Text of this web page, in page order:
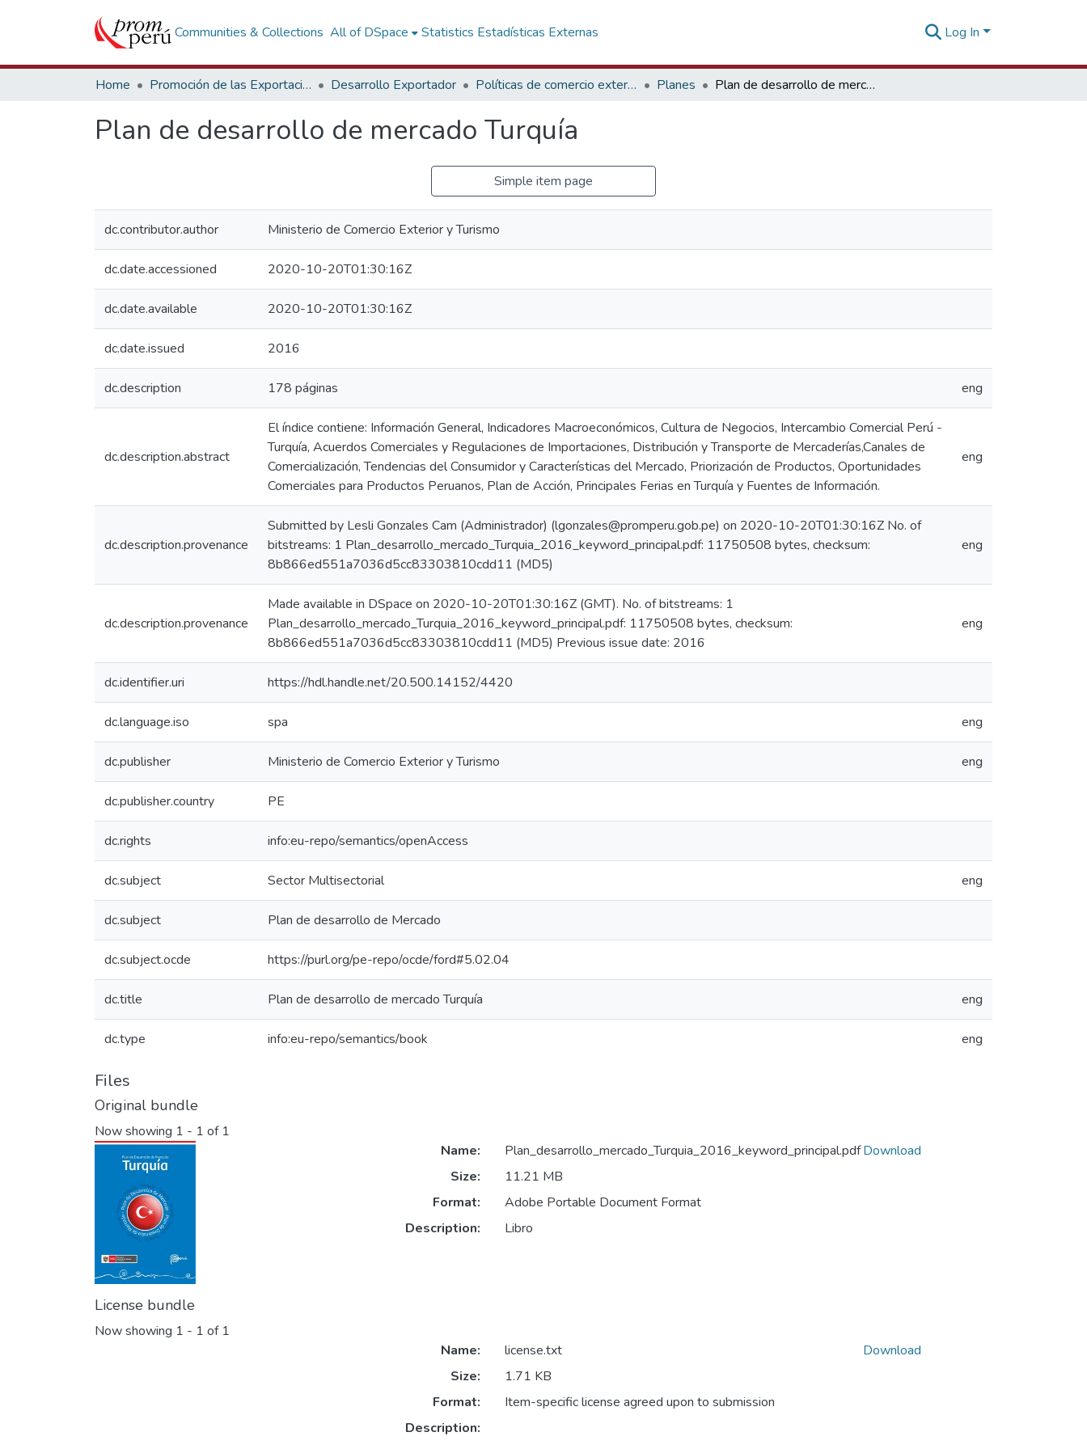
Communities & Collections All of DSpace Statistics Estadísticas Externas Log In
Home Promoción de las Exportaciones Desarrollo Exportador Políticas de comercio exterior y negociaciones Planes Plan de desarrollo de mercado Turquía
Plan de desarrollo de mercado Turquía
Simple item page
dc.contributor.author Ministerio de Comercio Exterior y Turismo
dc.date.accessioned 2020-10-20T01:30:16Z
dc.date.available 2020-10-20T01:30:16Z
dc.date.issued 2016
dc.description 178 páginas eng
dc.description.abstract
El índice contiene: Información General, Indicadores Macroeconómicos, Cultura de Negocios, Intercambio Comercial Perú -
Turquía, Acuerdos Comerciales y Regulaciones de Importaciones, Distribución y Transporte de Mercaderías,Canales de
Comercialización, Tendencias del Consumidor y Características del Mercado, Priorización de Productos, Oportunidades
Comerciales para Productos Peruanos, Plan de Acción, Principales Ferias en Turquía y Fuentes de Información.
eng
dc.description.provenance
Submitted by Lesli Gonzales Cam (Administrador) (lgonzales@promperu.gob.pe) on 2020-10-20T01:30:16Z No. of
bitstreams: 1 Plan_desarrollo_mercado_Turquia_2016_keyword_principal.pdf: 11750508 bytes, checksum:
8b866ed551a7036d5cc83303810cdd11 (MD5)
eng
dc.description.provenance
Made available in DSpace on 2020-10-20T01:30:16Z (GMT). No. of bitstreams: 1
Plan_desarrollo_mercado_Turquia_2016_keyword_principal.pdf: 11750508 bytes, checksum:
8b866ed551a7036d5cc83303810cdd11 (MD5) Previous issue date: 2016
eng
dc.identifier.uri https://hdl.handle.net/20.500.14152/4420
dc.language.iso spa eng
dc.publisher Ministerio de Comercio Exterior y Turismo eng
dc.publisher.country PE
dc.rights info:eu-repo/semantics/openAccess
dc.subject Sector Multisectorial eng
dc.subject Plan de desarrollo de Mercado
dc.subject.ocde https://purl.org/pe-repo/ocde/ford#5.02.04
dc.title Plan de desarrollo de mercado Turquía eng
dc.type info:eu-repo/semantics/book eng
Files
Original bundle
Now showing 1 - 1 of 1
Name:
Plan_desarrollo_mercado_Turquia_2016_keyword_principal.pdf
Size:
11.21 MB
Format:
Adobe Portable Document Format
Description:
Libro
Download
License bundle
Now showing 1 - 1 of 1
Name:
license.txt
Size:
1.71 KB
Format:
Item-specific license agreed upon to submission
Description:
Download